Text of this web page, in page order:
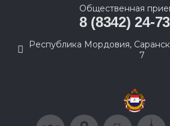
Общественная
8 (8342) 24-
Республика Мордовия,
7